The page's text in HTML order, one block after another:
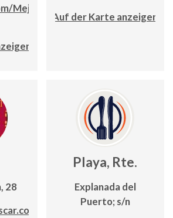
Mejias-
Auf der Karte anzeigen
28
Playa, Rte.
Explanada del
Puerto; s/n